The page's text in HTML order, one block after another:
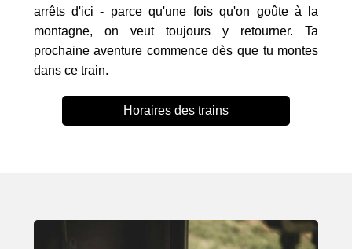
arrêts d'ici - parce qu'une fois qu'on goûte à la
montagne, on veut toujours y retourner. Ta
prochaine aventure commence dès que tu montes
dans ce train.
Horaires des trains